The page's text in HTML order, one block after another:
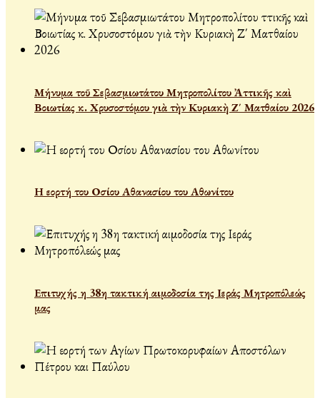
Μήνυμα τοῦ Σεβασμιωτάτου Μητροπολίτου Ἀττικῆς καὶ
Βοιωτίας κ. Χρυσοστόμου γιὰ τὴν Κυριακὴ Ζ΄ Ματθαίου 2026
Η εορτή του Οσίου Αθανασίου του Αθωνίτου
Επιτυχής η 38η τακτική αιμοδοσία της Ιεράς Μητροπόλεώς
μας